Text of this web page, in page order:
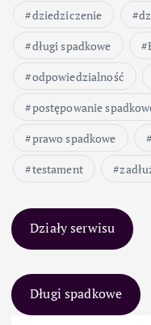
dziedziczenie
długi spadkowe
odpowiedzialność
postępowanie
prawo spadkowe
testament
Działy serwisu
Długi spadkowe